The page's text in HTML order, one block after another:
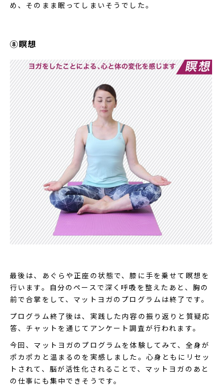
め、そのまま眠ってしまいそうでした。
⑧瞑想
最後は、あぐらや正座の状態で、膝に手を乗せて瞑想を
行います。自分のペースで深く呼吸を整えたあと、胸の
前で合掌をして、マットヨガのプログラムは終了です。
プログラム終了後は、実践した内容の振り返りと質疑応
答、チャットを通じてアンケート調査が行われます。
今回、マットヨガのプログラムを体験してみて、全身が
ポカポカと温まるのを実感しました。心身ともにリセッ
トされて、脳が活性化されることで、マットヨガのあと
の仕事にも集中できそうです。